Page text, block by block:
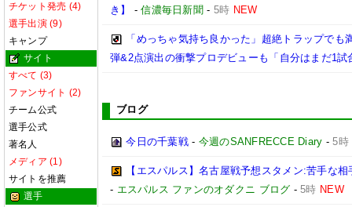
チケット発売 (4)
選手出演 (9)
キャンプ
サイト
すべて (3)
ファンサイト (2)
チーム公式
選手公式
著名人
メディア (1)
サイトを推薦
選手
き】 -信濃毎日新聞 - 5時 NEW
「めっちゃ気持ち良かった」超絶トラップで
弾&2点演出の衝撃プロデビューも「自分はまだ1試
ブログ
今日の千葉戦- 今週のSANFRECCE Diary -5時
【エスパルス】名古屋戦予想スタメン:苦手な
- エスパルス ファンのオダクニ ブログ -5時 NEW